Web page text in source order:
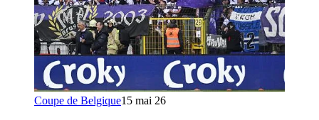
Coupe de Belgique15 mai 26